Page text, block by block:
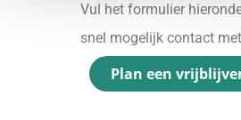
Vul het formulier
snel mogelijk contact
Plan een